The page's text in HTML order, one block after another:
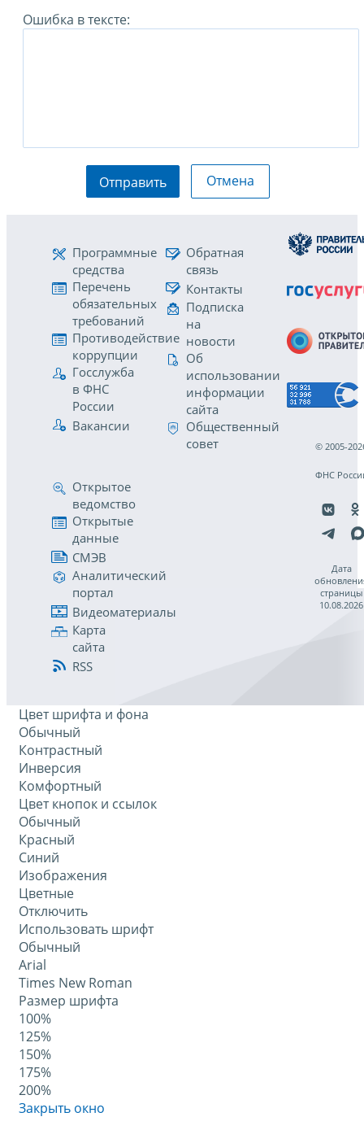
Ошибка в тексте:
Отправить Отмена
Программные
средства
Перечень
обязательных
требований
Противодействие
коррупции
Госслужба
в ФНС
России
Вакансии
Обратная
связь
Контакты
Подписка
на
новости
Об
использовании
информации
сайта
Общественный
совет
Открытое
ведомство
Открытые
данные
СМЭВ
Аналитический
портал
Видеоматериалы
Карта
сайта
RSS
© 2005-
ФНС
Дата
страницы
10.08.2026
Цвет шрифта и фона
Обычный
Контрастный
Инверсия
Комфортный
Цвет кнопок и ссылок
Обычный
Красный
Синий
Изображения
Цветные
Отключить
Использовать шрифт
Обычный
Arial
Times New Roman
Размер шрифта
100%
125%
150%
175%
200%
Закрыть окно